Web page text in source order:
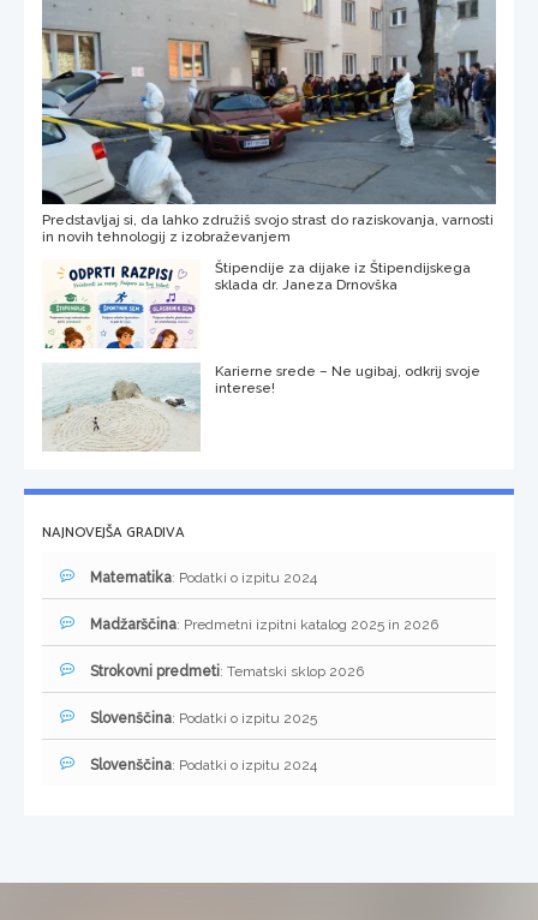
Predstavljaj si, da lahko združiš svojo strast do raziskovanja, varnosti
in novih tehnologij z izobraževanjem
Štipendije za dijake iz Štipendijskega
sklada dr. Janeza Drnovška
Karierne srede – Ne ugibaj, odkrij svoje
interese!
NAJNOVEJŠA GRADIVA
Matematika: Podatki o izpitu 2024
Madžarščina: Predmetni izpitni katalog 2025 in 2026
Strokovni predmeti: Tematski sklop 2026
Slovenščina: Podatki o izpitu 2025
Slovenščina: Podatki o izpitu 2024